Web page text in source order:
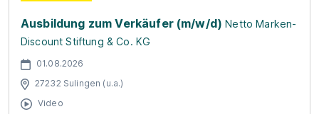
Ausbildung zum Verkäufer (m/w/d) Netto Marken-
Discount Stiftung & Co. KG
01.08.2026
27232 Sulingen (u.a.)
Video